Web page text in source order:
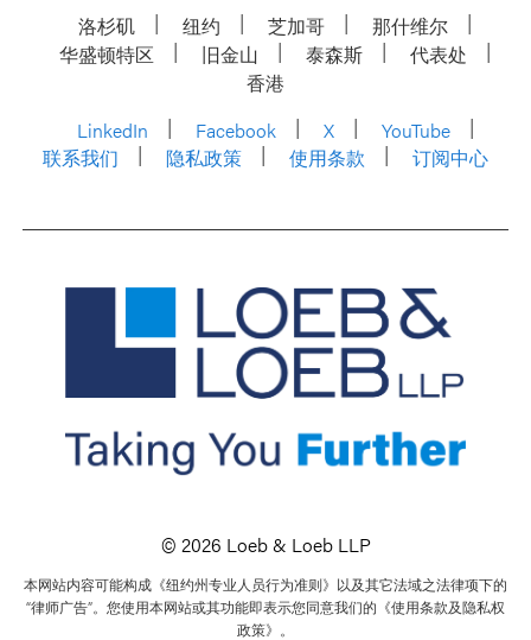
洛杉矶 纽约 芝加哥
那什维尔
华盛顿特区
旧金山 泰森斯
代表处
香港
LinkedIn
Facebook X
YouTube
联系我们
隐私政策 使用条款 订阅中心
© 2026 Loeb & Loeb LLP
本网站内容可能构成《纽约州专业人员行为准则》以及其它法域之法律项下的
“律师广告”。您使用本网站或其功能即表示您同意我们的《使用条款及隐私权
政策》。